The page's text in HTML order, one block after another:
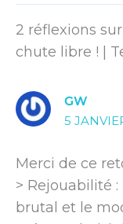
2 réflexions
chute libre ! |
GW
5
Merci de ce
> Rejouabilité
brutal et le